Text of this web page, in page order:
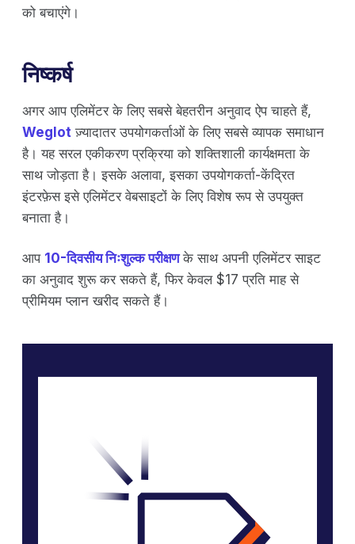
को बचाएंगे।
निष्कर्ष
अगर आप एलिमेंटर के लिए सबसे बेहतरीन अनुवाद ऐप चाहते हैं,
Weglot ज़्यादातर उपयोगकर्ताओं के लिए सबसे व्यापक समाधान
है। यह सरल एकीकरण प्रक्रिया को शक्तिशाली कार्यक्षमता के
साथ जोड़ता है। इसके अलावा, इसका उपयोगकर्ता-केंद्रित
इंटरफ़ेस इसे एलिमेंटर वेबसाइटों के लिए विशेष रूप से उपयुक्त
बनाता है।
आप 10-दिवसीय निःशुल्क परीक्षणके साथ अपनी एलिमेंटर साइट
का अनुवाद शुरू कर सकते हैं, फिर केवल $17 प्रति माह से
प्रीमियम प्लान खरीद सकते हैं।